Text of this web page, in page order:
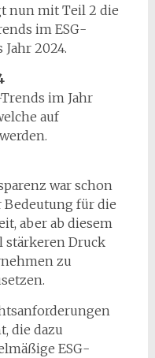
nun mit Teil 2 die
im ESG-
2024.
im Jahr
auf
war schon
für die
aber ab diesem
stärkeren Druck
zu
die dazu
ESG-